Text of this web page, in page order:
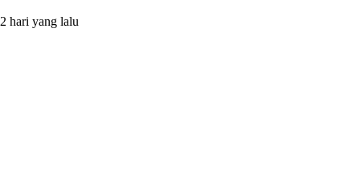
2 hari yang lalu